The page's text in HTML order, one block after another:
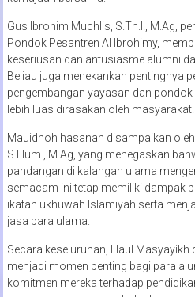
Gus Ibrohim Muchlis, S.Th.I., M.Ag,
Pondok Pesantren Al Ibrohimy,
keseriusan dan antusiasme alumni
Beliau juga menekankan pentingnya
pengembangan yayasan dan
lebih luas dirasakan oleh masyarakat.
Mauidhoh hasanah disampaikan oleh
S.Hum., M.Ag, yang menegaskan
pandangan di kalangan ulama
semacam ini tetap memiliki dampak
ikatan ukhuwah Islamiyah serta
jasa para ulama.
Secara keseluruhan, Haul Masyayikh
menjadi momen penting bagi para
komitmen mereka terhadap